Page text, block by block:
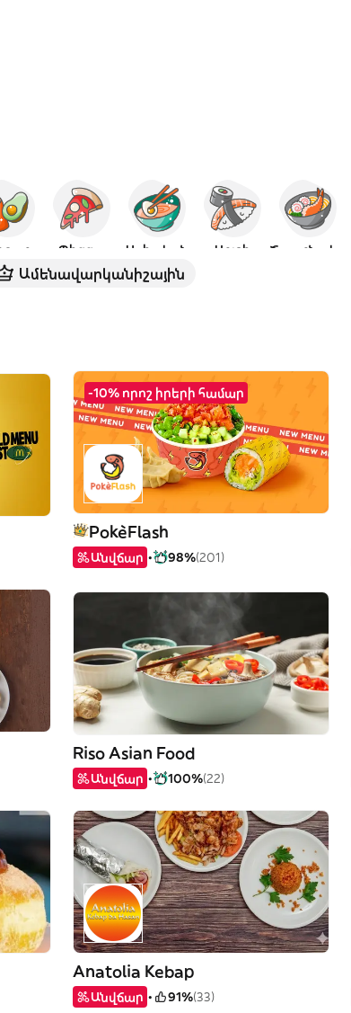
Պիցցա Ասիական Սուշի
Ամենավարկանիշային
-10% որոշ իրերի համար
PokèFlash
Անվճար 98%(201)
Riso Asian Food
Անվճար 100%(22)
Anatolia Kebap
Անվճար 91%(33)